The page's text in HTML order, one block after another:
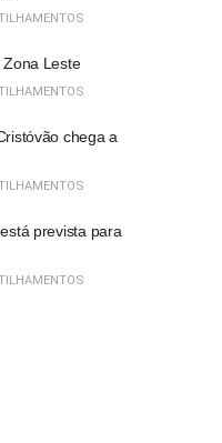
Leste
chega a
prevista para